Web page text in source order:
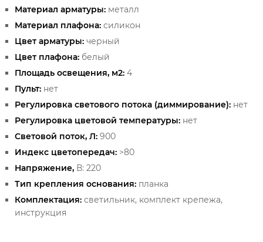
Материал арматуры: металл
Материал плафона: силикон
Цвет арматуры: черный
Цвет плафона: белый
Площадь освещения, м2: 4
Пульт: нет
Регулировка светового потока (диммирование): нет
Регулировка цветовой температуры: нет
Световой поток, Л: 900
Индекс цветопередач: >80
Напряжение, В: 220
Тип крепления основания: планка
Комплектация: светильник, комплект крепежа,
инструкция